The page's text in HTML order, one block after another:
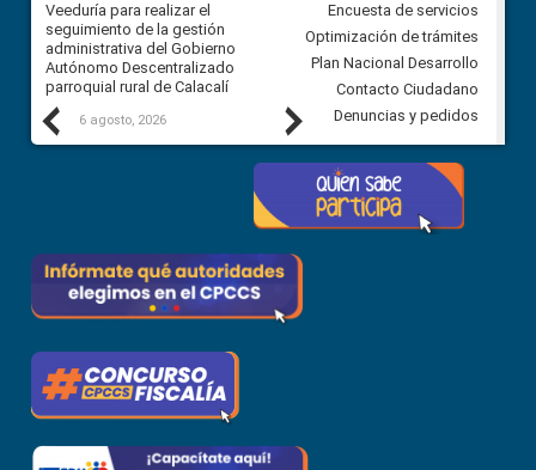
Previous
Veeduría para realizar el
seguimiento de la gestión
administrativa del Gobierno
Autónomo Descentralizado
parroquial rural de Calacalí
6 agosto, 2026
Veeduría para vigilar los
derivados de la Audiencia
comunidad Urbina, parroquia
Carolina
5 agosto, 2026
Next
Encuesta de servicios
Optimización de trámites
Plan Nacional Desarrollo
Contacto Ciudadano
Denuncias y pedidos